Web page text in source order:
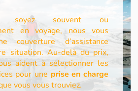
soyez souvent ou
en voyage, nous vous
couverture d’assistance
situation. Au-delà du prix,
aident à sélectionner les
pour une prise en charge
vous vous trouviez.